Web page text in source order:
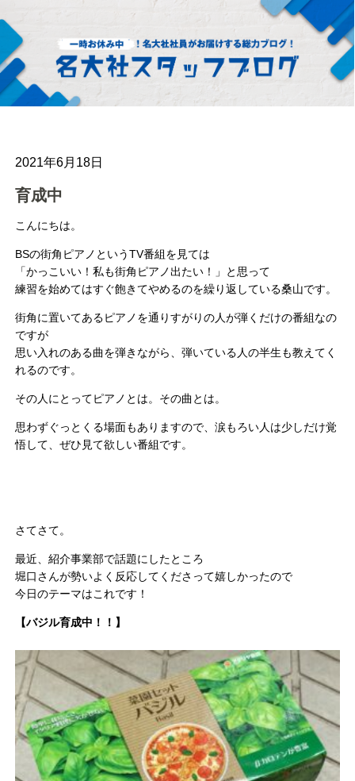
2021年6月18日
育成中
こんにちは。
BSの街角ピアノというTV番組を見ては
「かっこいい！私も街角ピアノ出たい！」と思って
練習を始めてはすぐ飽きてやめるのを繰り返している桑山です。
街角に置いてあるピアノを通りすがりの人が弾くだけの番組なの
ですが
思い入れのある曲を弾きながら、弾いている人の半生も教えてく
れるのです。
その人にとってピアノとは。その曲とは。
思わずぐっとくる場面もありますので、涙もろい人は少しだけ覚
悟して、ぜひ見て欲しい番組です。
さてさて。
最近、紹介事業部で話題にしたところ
堀口さんが勢いよく反応してくださって嬉しかったので
今日のテーマはこれです！
【バジル育成中！！】